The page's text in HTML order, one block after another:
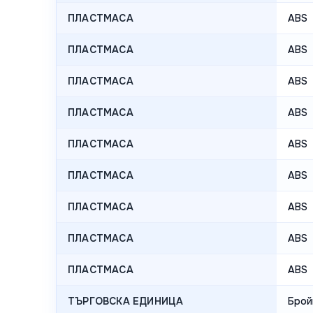
ПЛАСТМАСА ABS
ПЛАСТМАСА ABS
ПЛАСТМАСА ABS
ПЛАСТМАСА ABS
ПЛАСТМАСА ABS
ПЛАСТМАСА ABS
ПЛАСТМАСА ABS
ПЛАСТМАСА ABS
ПЛАСТМАСА ABS
ТЪРГОВСКА ЕДИНИЦА